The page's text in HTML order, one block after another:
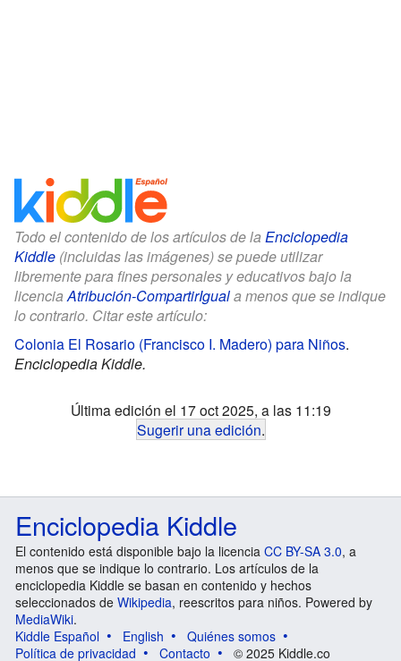
Todo el contenido de los artículos de la Enciclopedia
Kiddle (incluidas las imágenes) se puede utilizar
libremente para fines personales y educativos bajo la
licenciaAtribución-CompartirIguala menos que se indique
lo contrario. Citar este artículo:
Colonia El Rosario (Francisco I. Madero) para Niños.
Enciclopedia Kiddle.
Última edición el 17 oct 2025, a las 11:19
Sugerir una edición.
Enciclopedia Kiddle
El contenido está disponible bajo la licencia CC BY-SA 3.0, a
menos que se indique lo contrario. Los artículos de la
enciclopedia Kiddle se basan en contenido y hechos
seleccionados de Wikipedia, reescritos para niños. Powered by
MediaWiki.
Kiddle Español
English
Quiénes somos
Política de privacidad
Contacto © 2025 Kiddle.co